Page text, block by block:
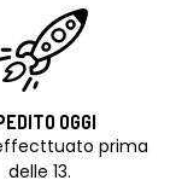
OGGI
prima
delle 13.